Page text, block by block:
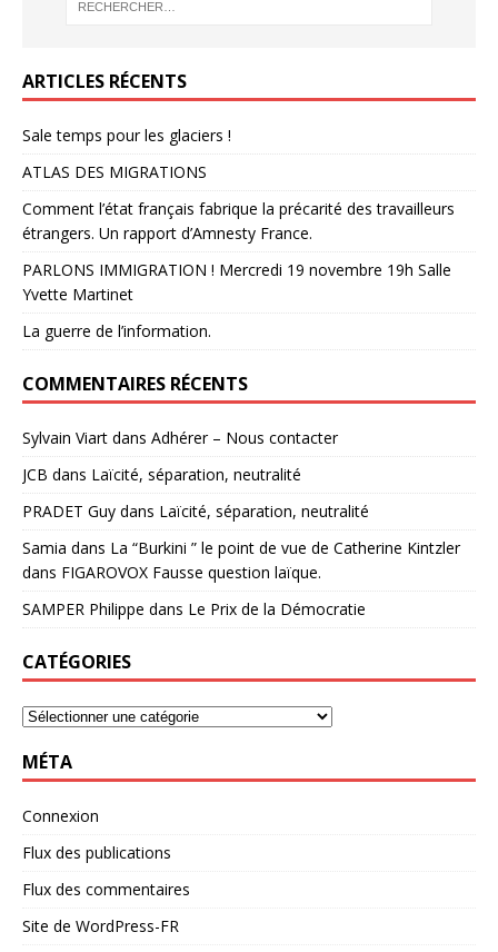
ARTICLES RÉCENTS
Sale temps pour les glaciers !
ATLAS DES MIGRATIONS
Comment l’état français fabrique la précarité des travailleurs
étrangers. Un rapport d’Amnesty France.
PARLONS IMMIGRATION ! Mercredi 19 novembre 19h Salle
Yvette Martinet
La guerre de l’information.
COMMENTAIRES RÉCENTS
Sylvain Viart dans Adhérer – Nous contacter
JCB dans Laïcité, séparation, neutralité
PRADET Guy dans Laïcité, séparation, neutralité
Samia dans La “Burkini ” le point de vue de Catherine Kintzler
dans FIGAROVOX Fausse question laïque.
SAMPER Philippe dans Le Prix de la Démocratie
CATÉGORIES
MÉTA
Connexion
Flux des publications
Flux des commentaires
Site de WordPress-FR